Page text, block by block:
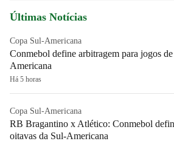
Últimas Notícias
Copa Sul-Americana
Conmebol define arbitragem para jogos
Americana
Há 5 horas
Copa Sul-Americana
RB Bragantino x Atlético: Conmebol
oitavas da Sul-Americana